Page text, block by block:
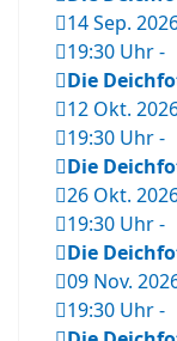
14 Sep.
19:30 Uhr-
Die
12 Okt.
19:30 Uhr-
Die
26 Okt.
19:30 Uhr-
Die
09 Nov.
19:30 Uhr-